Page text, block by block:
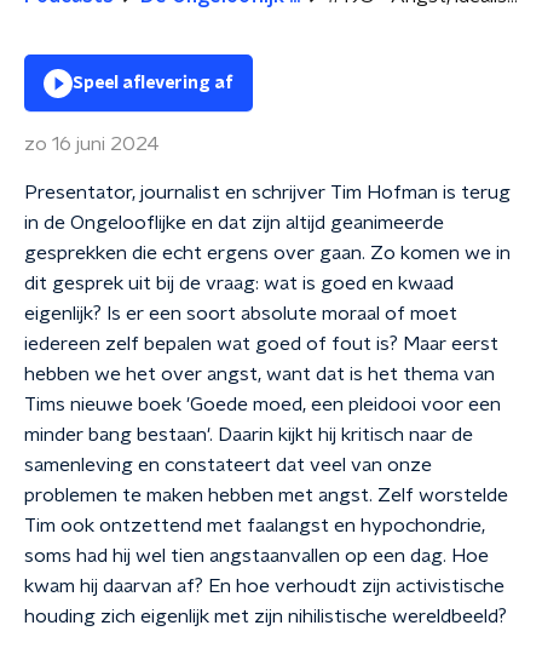
Speel aflevering af
zo 16 juni 2024
Presentator, journalist en schrijver Tim Hofman is terug
in de Ongelooflijke en dat zijn altijd geanimeerde
gesprekken die echt ergens over gaan. Zo komen we in
dit gesprek uit bij de vraag: wat is goed en kwaad
eigenlijk? Is er een soort absolute moraal of moet
iedereen zelf bepalen wat goed of fout is? Maar eerst
hebben we het over angst, want dat is het thema van
Tims nieuwe boek 'Goede moed, een pleidooi voor een
minder bang bestaan'. Daarin kijkt hij kritisch naar de
samenleving en constateert dat veel van onze
problemen te maken hebben met angst. Zelf worstelde
Tim ook ontzettend met faalangst en hypochondrie,
soms had hij wel tien angstaanvallen op een dag. Hoe
kwam hij daarvan af? En hoe verhoudt zijn activistische
houding zich eigenlijk met zijn nihilistische wereldbeeld?